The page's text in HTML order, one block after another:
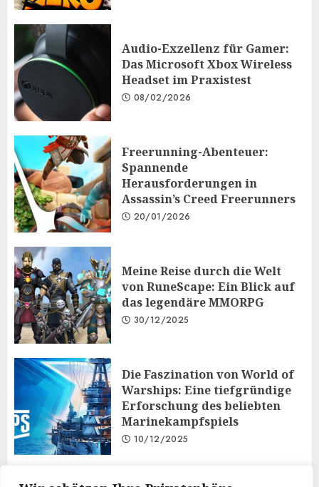
Audio-Exzellenz für Gamer:
Das Microsoft Xbox Wireless
Headset im Praxistest
08/02/2026
Freerunning-Abenteuer:
Spannende
Herausforderungen in
Assassin’s Creed Freerunners
20/01/2026
Meine Reise durch die Welt
von RuneScape: Ein Blick auf
das legendäre MMORPG
30/12/2025
Die Faszination von World of
Warships: Eine tiefgründige
Erforschung des beliebten
Marinekampfspiels
10/12/2025